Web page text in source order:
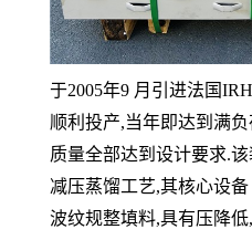
于2005年9 月引进法国
顺利投产,当年即达到满
质量全部达到设计要求.
减压蒸馏工艺,其核心设
波纹规整填料,具有压降